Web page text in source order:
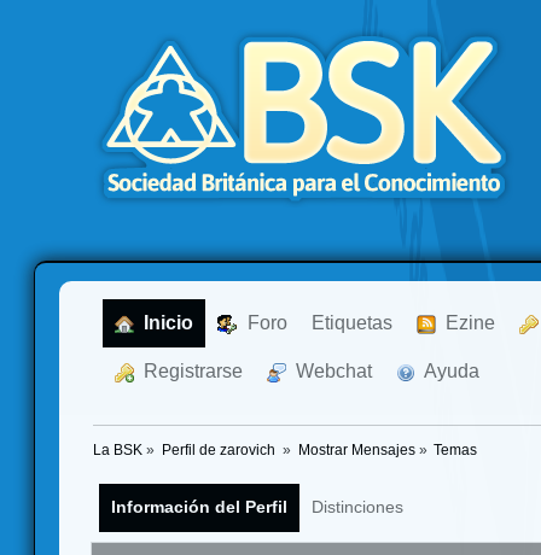
Inicio Foro Etiquetas Ezine
Registrarse Webchat Ayuda
La BSK » Perfil de zarovich » Mostrar Mensajes» Temas
Información del Perfil Distinciones